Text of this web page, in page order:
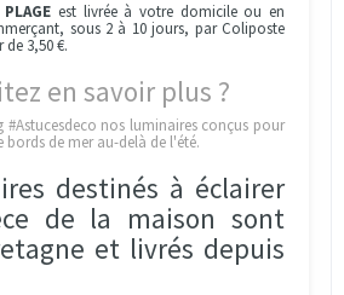
est livrée à votre domicile ou en
sous 2 à 10 jours, par Coliposte
3,50 €.
en savoir plus ?
#Astucesdeco nos luminaires conçus pour
bords de mer au-delà de l'été.
destinés à éclairer
de la maison sont
et livrés depuis